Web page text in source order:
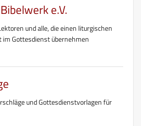
e.V.
und alle, die einen liturgischen
im Gottesdienst übernehmen
und Gottesdienstvorlagen für